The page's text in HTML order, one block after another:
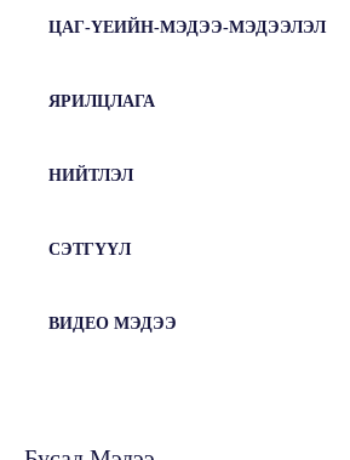
ЦАГ-ҮЕИЙН-МЭДЭЭ-МЭДЭЭЛЭЛ
ЯРИЛЦЛАГА
НИЙТЛЭЛ
СЭТГҮҮЛ
ВИДЕО МЭДЭЭ